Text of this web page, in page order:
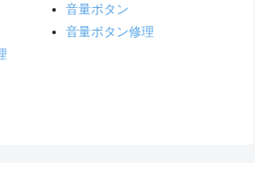
音量ボタン
音量ボタン修理